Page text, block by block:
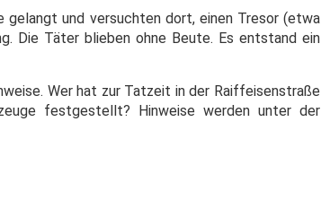
gelangt und versuchten dort, einen Tresor (etwa
Die Täter blieben ohne Beute. Es entstand ein
Wer hat zur Tatzeit in der Raiffeisenstraße
festgestellt? Hinweise werden unter der